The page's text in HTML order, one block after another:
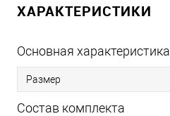
ХАРАКТЕРИСТИКИ
Основная характеристика
Размер
Состав комплекта